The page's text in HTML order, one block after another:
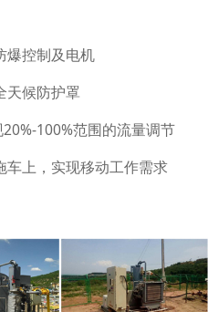
爆控制及电机
天候防护罩
100%范围的流量调节
车上，实现移动工作需求